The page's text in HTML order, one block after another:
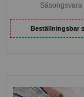
Säsongsvara
Beställningsbar